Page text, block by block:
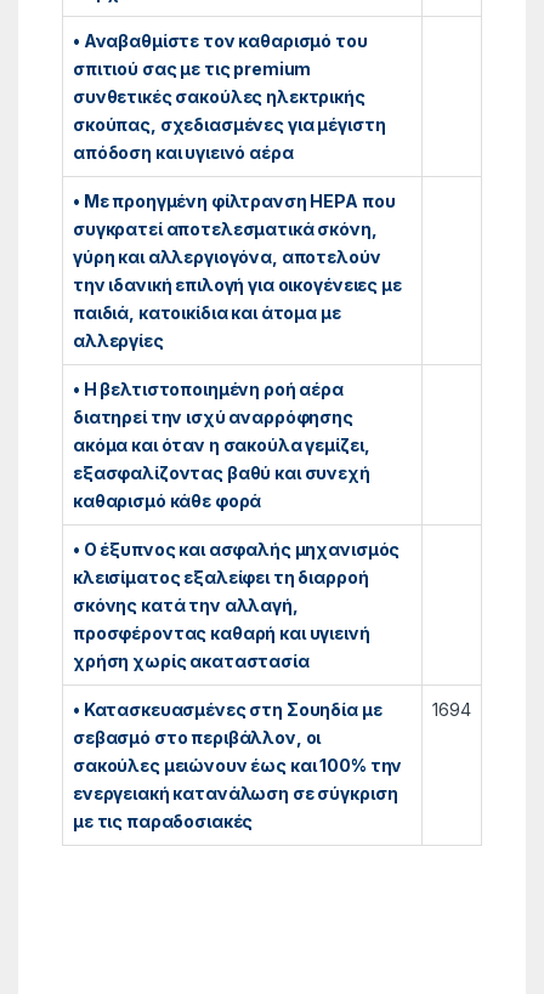
• Αναβαθμίστε τον καθαρισμό του
σπιτιού σας με τις premium
συνθετικές σακούλες ηλεκτρικής
σκούπας, σχεδιασμένες για μέγιστη
απόδοση και υγιεινό αέρα
• Με προηγμένη φίλτρανση HEPA που
συγκρατεί αποτελεσματικά σκόνη,
γύρη και αλλεργιογόνα, αποτελούν
την ιδανική επιλογή για οικογένειες με
παιδιά, κατοικίδια και άτομα με
αλλεργίες
• Η βελτιστοποιημένη ροή αέρα
διατηρεί την ισχύ αναρρόφησης
ακόμα και όταν η σακούλα γεμίζει,
εξασφαλίζοντας βαθύ και συνεχή
καθαρισμό κάθε φορά
• Ο έξυπνος και ασφαλής μηχανισμός
κλεισίματος εξαλείφει τη διαρροή
σκόνης κατά την αλλαγή,
προσφέροντας καθαρή και υγιεινή
χρήση χωρίς ακαταστασία
• Κατασκευασμένες στη Σουηδία με
σεβασμό στο περιβάλλον, οι
σακούλες μειώνουν έως και 100% την
ενεργειακή κατανάλωση σε σύγκριση
με τις παραδοσιακές
1694